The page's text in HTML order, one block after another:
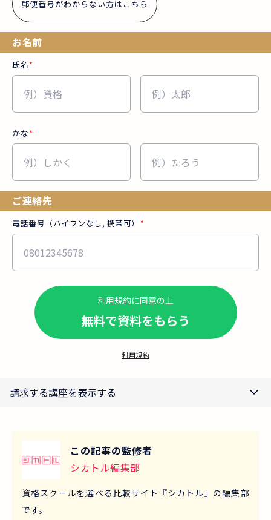
郵便番号がわからない方はこちら
お名前
氏名*
かな*
ご連絡先
電話番号（ハイフンなし, 携帯可） *
利用規約に同意の上
無料で資料をもらう
利用規約
請求する講座を表示する
この記事の監修者
シカトル編集部
資格スクールを選べる比較サイト『シカトル』の編集部
です。